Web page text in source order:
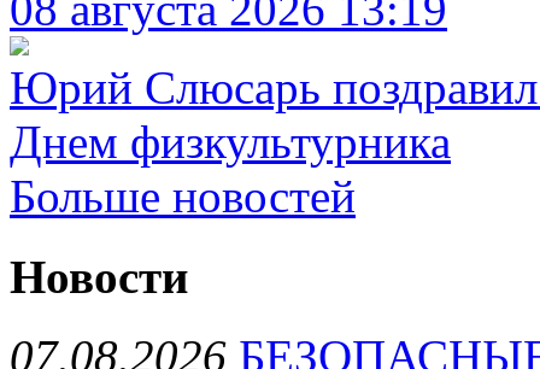
Юрий Слюсарь поздравил
Днем физкультурника
Больше новостей
Новости
07.08.2026